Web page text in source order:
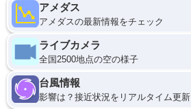
アメダス
アメダスの最新情報をチェック
ライブカメラ
全国2500地点の空の様子
台風情報
影響は？接近状況をリアルタイム更新